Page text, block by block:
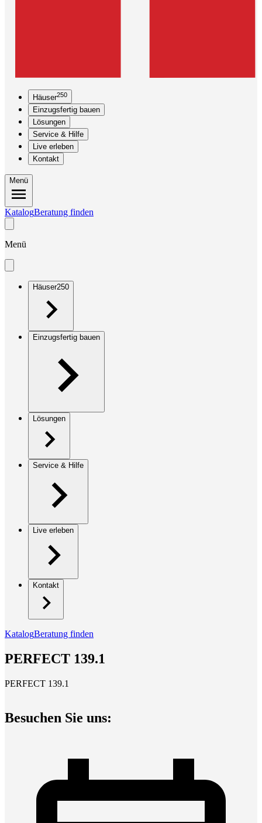
Häuser250
Einzugsfertig bauen
Lösungen
Service & Hilfe
Live erleben
Kontakt
Menü
KatalogBeratung finden
Menü
Häuser250
Einzugsfertig bauen
Lösungen
Service & Hilfe
Live erleben
Kontakt
KatalogBeratung finden
PERFECT 139.1
PERFECT 139.1
Besuchen Sie uns: